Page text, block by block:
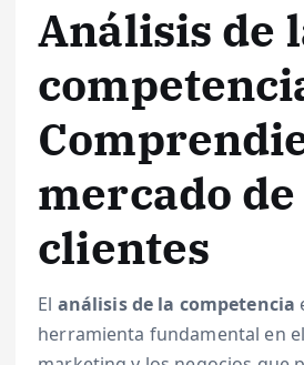
Análisis de
mercado de
clientes
El análisis de la competencia
herramienta fundamental en